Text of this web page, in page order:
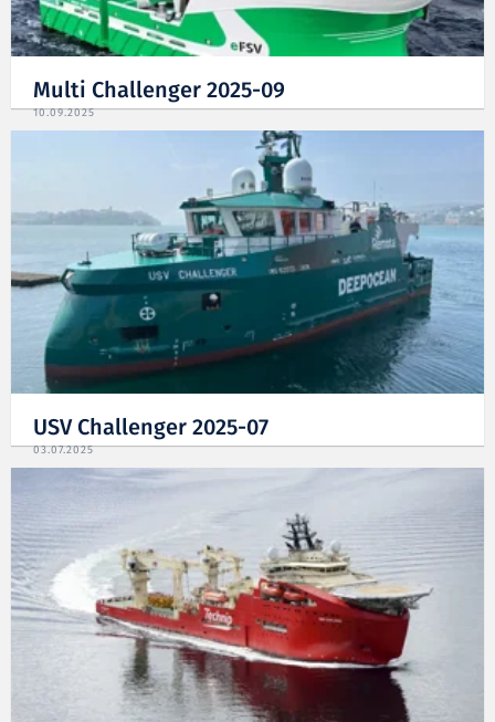
Multi Challenger 2025-09
10.09.2025
USV Challenger 2025-07
03.07.2025